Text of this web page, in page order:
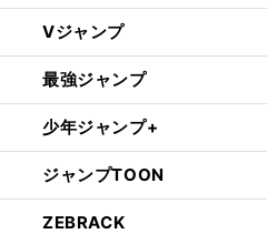
Vジャンプ
最強ジャンプ
少年ジャンプ+
ジャンプTOON
ZEBRACK